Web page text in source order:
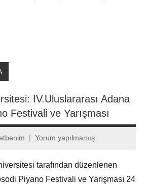
IV.Uluslararası Adana
Festivali ve Yarışması
Yorum yapılmamış
tarafından düzenlenen
Piyano Festivali ve Yarışması 24